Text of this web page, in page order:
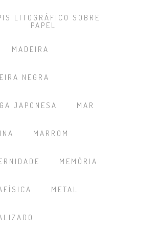
LITOGRÁFICO SOBRE
PAPEL
MADEIRA
NEGRA
JAPONESA MAR
MARROM
MEMÓRIA
METAL